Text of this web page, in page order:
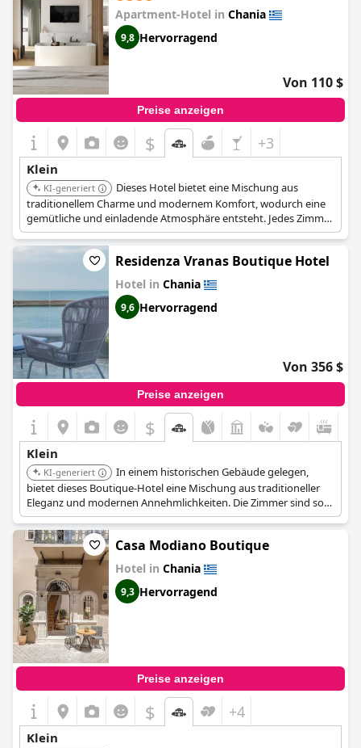
Apartment-Hotel in Chania
9,8 Hervorragend
Von 110 $
Preise anzeigen
$ +3
Klein
KI-generiert
Dieses Hotel bietet eine Mischung aus
traditionellem Charme und modernem Komfort, wodurch eine
gemütliche und einladende Atmosphäre entsteht. Jedes Zimmer
ist einzigartig dekoriert und spiegelt die lokale Kultur und das
Erbe wider. Seine zentrale Lage in Chania ermöglicht eine
einfache Erkundung der historischen Stätten und der
kulinarischen Szene der Stadt.
Residenza Vranas Boutique Hotel
Hotel in Chania
9,6 Hervorragend
Von 356 $
Preise anzeigen
$
Klein
KI-generiert
In einem historischen Gebäude gelegen,
bietet dieses Boutique-Hotel eine Mischung aus traditioneller
Eleganz und modernen Annehmlichkeiten. Die Zimmer sind so
gestaltet, dass sie ein komfortables und intimes Erlebnis bieten
und den lokalen Charme widerspiegeln. Seine Nähe zu den
Hauptattraktionen von Chania macht es ideal, um die Stadt zu
erkunden.
Casa Modiano Boutique
Hotel in Chania
9,3 Hervorragend
Preise anzeigen
$ +4
Klein